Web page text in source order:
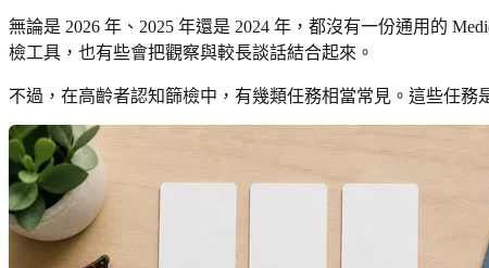
無論是 2026 年、2025 年還是 2024 年，都沒有一份通用的
檢工具，也有些會把觀察與較長談話結合起來。
不過，在高齡者認知篩檢中，有幾類任務相當常見。這些任務